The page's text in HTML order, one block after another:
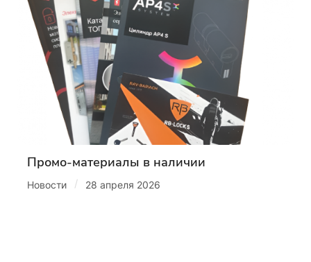
Промо-материалы в наличии
Новости / 28 апреля 2026